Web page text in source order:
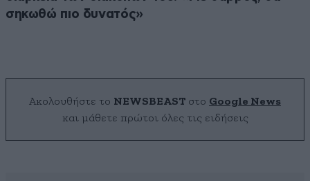
σηκωθώ πιο δυνατός»
Ακολουθήστε το NEWSBEAST στο Google News
και μάθετε πρώτοι όλες τις ειδήσεις